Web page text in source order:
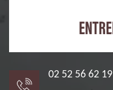
02 52 56 62 19